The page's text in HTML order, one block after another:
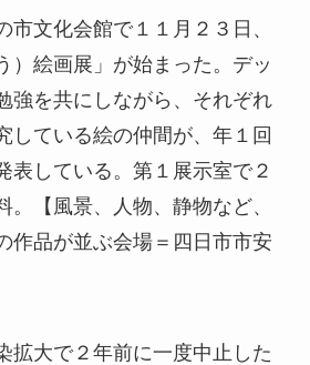
文化会館で１１月２３日、
）絵画展」が始まった。デッ
強を共にしながら、それぞれ
している絵の仲間が、年１回
表している。第１展示室で２
。【風景、人物、静物など、
作品が並ぶ会場＝四日市市安
大で２年前に一度中止した